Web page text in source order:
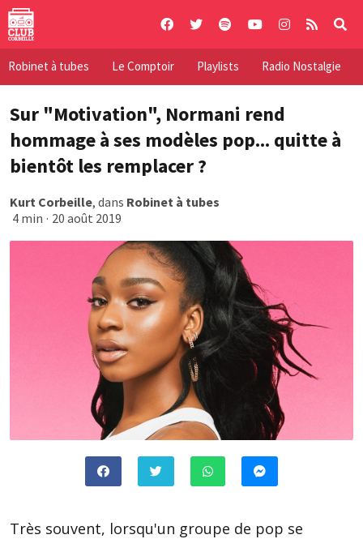
Skip
content
Robinet à tubes Le Comptoir Playlists Radio Nostalgie
Sur "Motivation", Normani rend
hommage à ses modèles pop... quitte à
bientôt les remplacer ?
Kurt Corbeille, dans Robinet à tubes
4 min · 20 août 2019
Très souvent, lorsqu'un groupe de pop se